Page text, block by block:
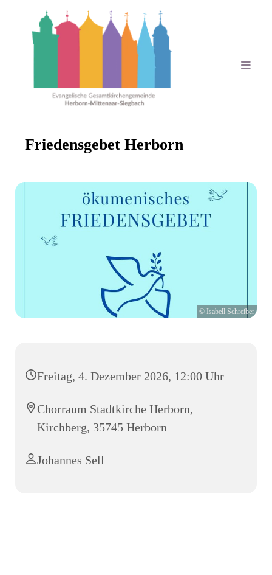
Friedensgebet Herborn
© Isabell Schreiber
Freitag, 4. Dezember 2026, 12:00 Uhr
Chorraum Stadtkirche Herborn,
Kirchberg, 35745 Herborn
Johannes Sell